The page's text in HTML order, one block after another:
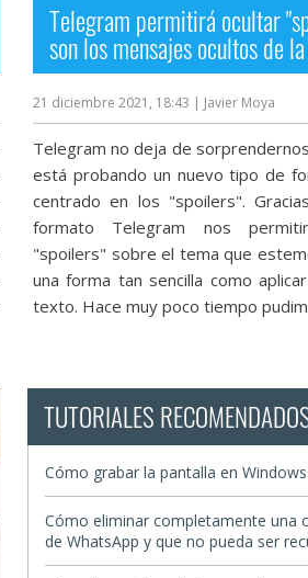
Telegram permitirá ocultar
son los mensajes ocultos de
21 diciembre 2021, 18:43 | Javier Moya
Telegram no deja de
está probando un nuevo tipo de
centrado en los "spoilers".
formato Telegram nos
"spoilers" sobre el tema que
una forma tan sencilla como
texto. Hace muy poco tiempo
TUTORIALES
Cómo grabar la pantalla en
Cómo eliminar completamente una
de WhatsApp y que no pueda ser